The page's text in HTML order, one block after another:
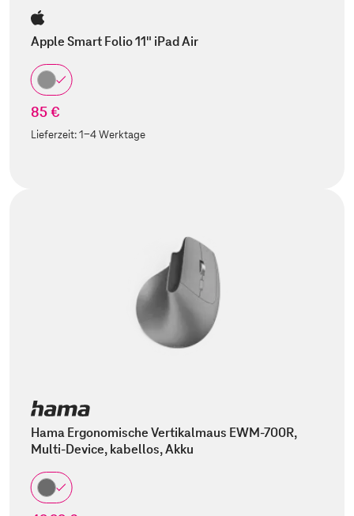
Apple Smart Folio 11" iPad Air
85 €
Lieferzeit:1-4 Werktage
Hama Ergonomische Vertikalmaus EWM-700R,
Multi-Device, kabellos, Akku